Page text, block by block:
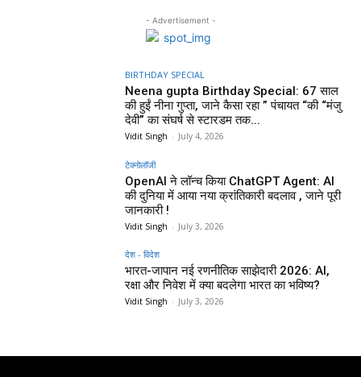
- Advertisement -
BIRTHDAY SPECIAL
Neena gupta Birthday Special: 67 साल
की हुईं नीना गुप्ता, जाने कैसा रहा ” पंचायत “की “मंजु
देवी” का संघर्ष से स्टारडम तक...
Vidit Singh - July 4, 2026
टेक्नोलॉजी
OpenAI ने लॉन्च किया ChatGPT Agent: AI
की दुनिया में आया नया क्रांतिकारी बदलाव , जाने पूरी
जानकारी !
Vidit Singh - July 3, 2026
देश - विदेश
भारत-जापान नई रणनीतिक साझेदारी 2026: AI,
रक्षा और निवेश में क्या बदलेगा भारत का भविष्य?
Vidit Singh - July 3, 2026